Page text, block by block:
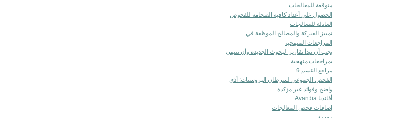
متوقعة للمعالجات
الحصول على أعداد كافية الضخامة للفحوص
العادلة للمعالجات
تمييز الفبركة والمصالح الموظفة في
المراجعات المنهجية
يجب أن تبدأ تقارير البحوث الجديدة وأن تنتهي
بمراجعات منهجية
مراجع القسم 9
الفحص الجموعي لسرطان البروستات: أذى
واضح وفوائد غير مؤكدة
أفانديا Avandia
إضافات فحص المعالجات